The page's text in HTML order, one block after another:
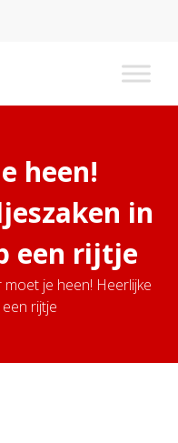
heen!
in
een rijtje
moet je heen! Heerlijke
rijtje